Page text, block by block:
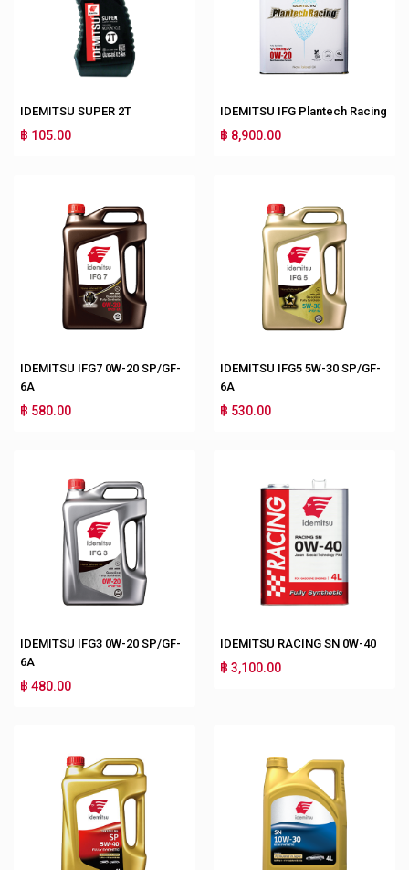
IDEMITSU SUPER 2T
฿ 105.00
IDEMITSU IFG Plantech Racing
฿ 8,900.00
IDEMITSU IFG7 0W-20 SP/GF-
6A
฿ 580.00
IDEMITSU IFG5 5W-30 SP/GF-
6A
฿ 530.00
IDEMITSU IFG3 0W-20 SP/GF-
6A
฿ 480.00
IDEMITSU RACING SN 0W-40
฿ 3,100.00